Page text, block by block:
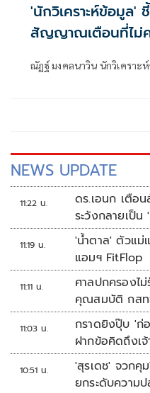
'นักวิเคราะห์ข้อมูล'
สัญญาณเตือนที่ไม่
ณัฏฐ์ มงคลนาวิน
NEWS UPDATE
11:22 น.
ดร.เอนก เตือน
ระวังกลายเป็
11:19 น.
'น้ำตาล' ตัวแม่
แอมฯ FitFlop
11:11 น.
ศาลปกครอง
คุณสมบัติ กสท
เสียหาย
11:03 น.
กราดยิงปุ๊บ 'ก่
ฝากข้อคิดถึงเ
10:51 น.
'สุรเดช' จวกคุ
ยกระดับความ